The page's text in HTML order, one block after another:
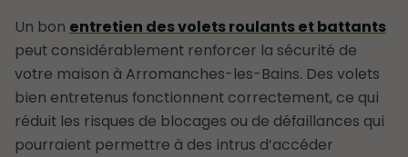
Un bon entretien des volets roulants et battants
peut considérablement renforcer la sécurité de
votre maison à Arromanches-les-Bains. Des volets
bien entretenus fonctionnent correctement, ce qui
réduit les risques de blocages ou de défaillances qui
pourraient permettre à des intrus d’accéder